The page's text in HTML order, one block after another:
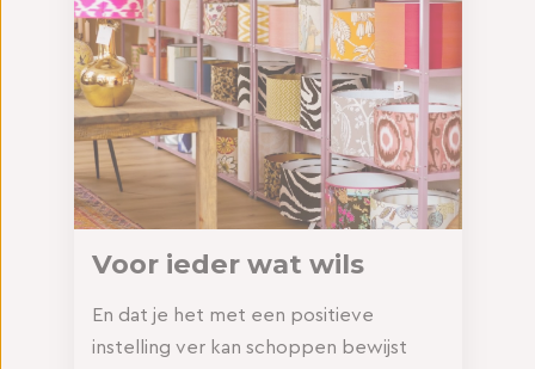
Voor ieder wat wils
En dat je het met een positieve
instelling ver kan schoppen bewijst